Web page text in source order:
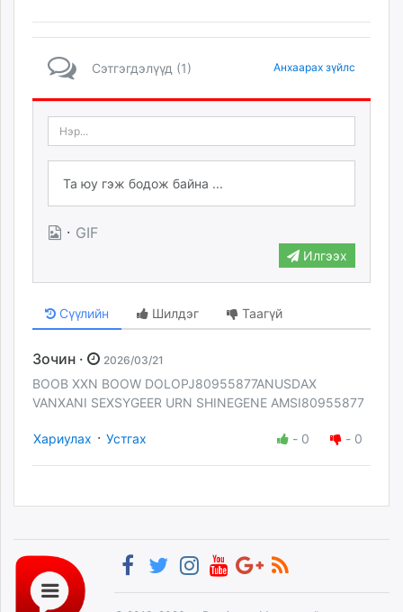
Сэтгэгдэлүүд (1) Анхаарах зүйлс
· GIF
Илгээх
Сүүлийн Шилдэг Таагүй
Зочин · 2026/03/21
BOOB XXN BOOW DOLOPJ80955877ANUSDAX
VANXANI SEXSYGEER URN SHINEGENE AMSI80955877
Хариулах · Устгах - 0 - 0